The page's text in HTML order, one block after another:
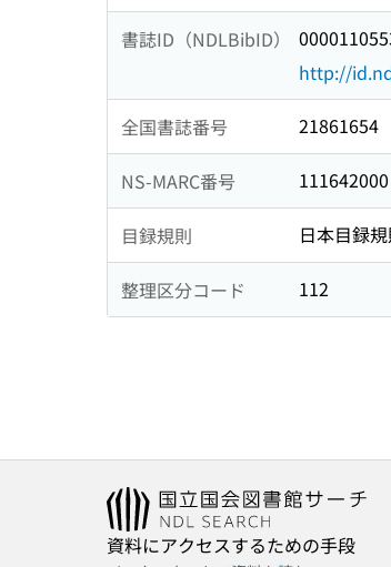
書誌ID（NDLBibID）
http://
全国書誌番号 21861654
NS-MARC番号 111642000
目録規則 日本目録
整理区分コード 112
資料にアクセスするための手段